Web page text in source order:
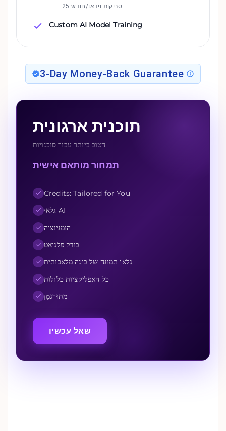
25 סריקות וידאו/חודש
Custom AI Model Training
3-Day Money-Back Guarantee
תוכנית ארגונית
הטוב ביותר עבור סוכנויות
תמחור מותאם אישית
Credits: Tailored for You
גלאי AI
הומניזציה
בודק פלגיאט
גלאי תמונה של בינה מלאכותית
כל האפליקציות כלולות
מְתוּרגְמָן
שאל עכשיו